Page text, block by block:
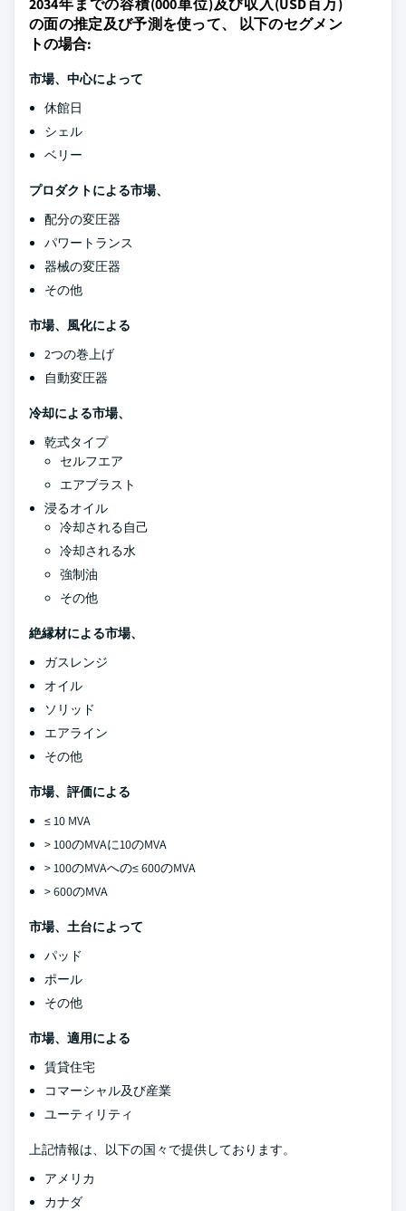
2034年までの容積(000単位)及び収入(USD百万)
の面の推定及び予測を使って、 以下のセグメン
トの場合:
市場、中心によって
休館日
シェル
ベリー
プロダクトによる市場、
配分の変圧器
パワートランス
器械の変圧器
その他
市場、風化による
2つの巻上げ
自動変圧器
冷却による市場、
乾式タイプ
セルフエア
エアブラスト
浸るオイル
冷却される自己
冷却される水
強制油
その他
絶縁材による市場、
ガスレンジ
オイル
ソリッド
エアライン
その他
市場、評価による
≤ 10 MVA
> 100のMVAに10のMVA
> 100のMVAへの≤ 600のMVA
> 600のMVA
市場、土台によって
パッド
ポール
その他
市場、適用による
賃貸住宅
コマーシャル及び産業
ユーティリティ
上記情報は、以下の国々で提供しております。
アメリカ
カナダ